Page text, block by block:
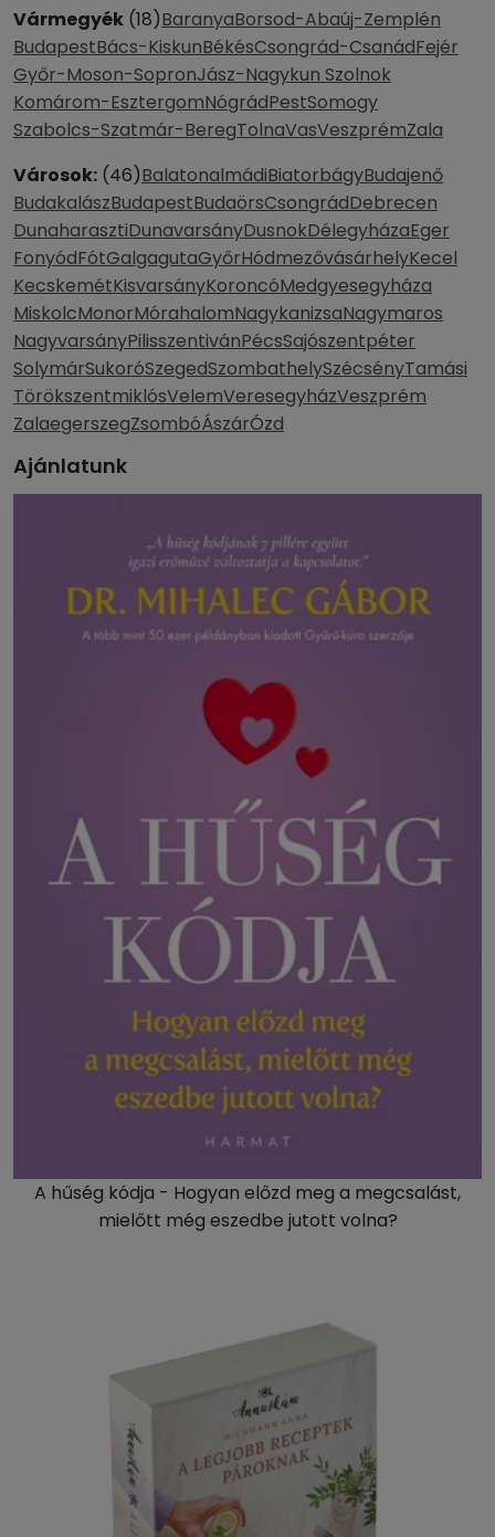
Vármegyék (18)BaranyaBorsod-Abaúj-Zemplén
BudapestBács-KiskunBékésCsongrád-CsanádFejér
Győr-Moson-SopronJász-Nagykun Szolnok
Komárom-EsztergomNógrádPestSomogy
Szabolcs-Szatmár-BeregTolnaVasVeszprémZala
Városok: (46)BalatonalmádiBiatorbágyBudajenő
BudakalászBudapestBudaörsCsongrádDebrecen
DunaharasztiDunavarsányDusnokDélegyházaEger
FonyódFótGalgagutaGyőrHódmezővásárhelyKecel
KecskemétKisvarsányKoroncóMedgyesegyháza
MiskolcMonorMórahalomNagykanizsaNagymaros
NagyvarsányPilisszentivánPécsSajószentpéter
SolymárSukoróSzegedSzombathelySzécsényTamási
TörökszentmiklósVelemVeresegyházVeszprém
ZalaegerszegZsombóÁszárÓzd
Ajánlatunk
A hűség kódja - Hogyan előzd meg a megcsalást,
mielőtt még eszedbe jutott volna?